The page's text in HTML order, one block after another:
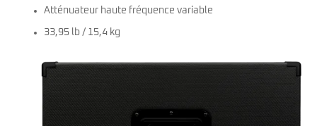
Atténuateur haute fréquence variable
33,95 lb / 15,4 kg